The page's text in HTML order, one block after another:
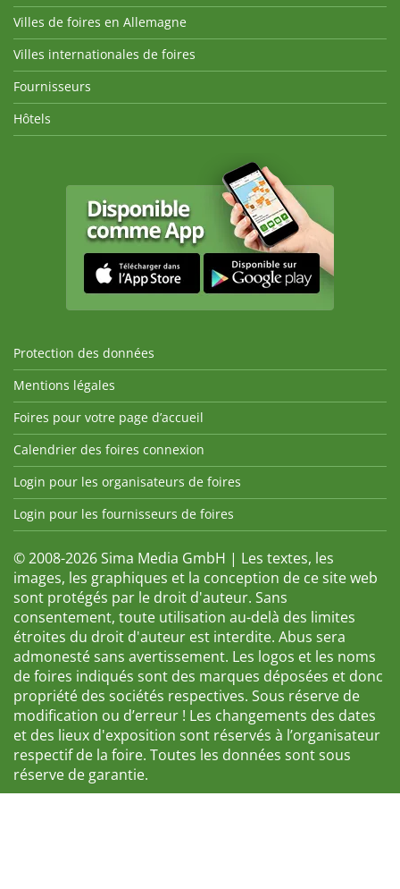
Villes de foires en Allemagne
Villes internationales de foires
Fournisseurs
Hôtels
Protection des données
Mentions légales
Foires pour votre page d’accueil
Calendrier des foires connexion
Login pour les organisateurs de foires
Login pour les fournisseurs de foires
© 2008-2026 Sima Media GmbH | Les textes, les
images, les graphiques et la conception de ce site web
sont protégés par le droit d'auteur. Sans
consentement, toute utilisation au-delà des limites
étroites du droit d'auteur est interdite. Abus sera
admonesté sans avertissement. Les logos et les noms
de foires indiqués sont des marques déposées et donc
propriété des sociétés respectives. Sous réserve de
modification ou d’erreur ! Les changements des dates
et des lieux d'exposition sont réservés à l’organisateur
respectif de la foire. Toutes les données sont sous
réserve de garantie.